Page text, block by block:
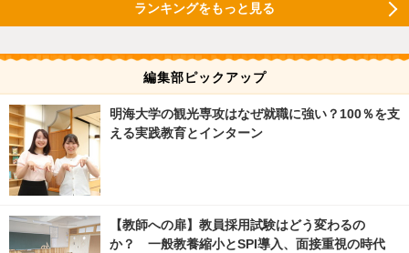
ランキングをもっと見る
編集部ピックアップ
明海大学の観光専攻はなぜ就職に強い？100％を支
える実践教育とインターン
【教師への扉】教員採用試験はどう変わるの
か？ 一般教養縮小とSPI導入、面接重視の時代